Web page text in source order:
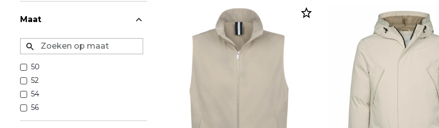
Maat
Zoeken op maat
50
52
54
56